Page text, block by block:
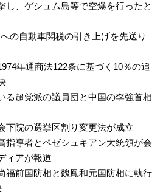
し、ゲシュム島等で空爆を行ったと
の自動車関税の引き上げを先送り
年通商法122条に基づく10％の追
る超党派の議員団と中国の李強首相
下院の選挙区割り変更法が成立
指導者とペゼシュキアン大統領が会
ィアが報道
福前国防相と魏鳳和元国防相に執行